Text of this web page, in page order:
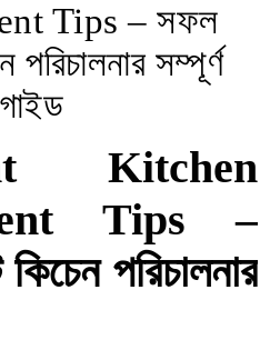
Tips – সফল
পরিচালনার সম্পূর্ণ
গাইড
Kitchen
Tips –
পরিচালনার